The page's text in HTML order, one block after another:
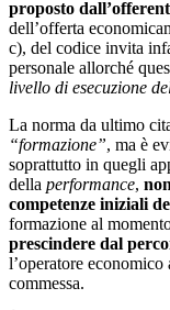
proposto
dell’offerta
c), del codice invita
personale allorché
livello di esecuzione
La norma da ultimo
“formazione”, ma è
soprattutto in quegli
della performance,
competenze iniziali
formazione al
prescindere dal
l’operatore economico
commessa.